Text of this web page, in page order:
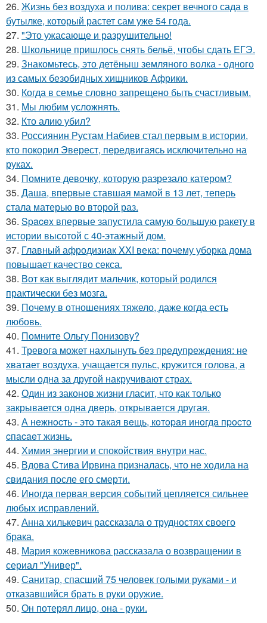
26. Жизнь без воздуха и полива: секрет вечного сада в
бутылке, который растет сам уже 54 года.
27. "Это ужасающе и разрушительно!
28. Школьнице пришлось снять бельё, чтобы сдать ЕГЭ.
29. Знакомьтесь, это детёныш земляного волка - одного
из самых безобидных хищников Африки.
30. Когда в семье словно запрещено быть счастливым.
31. Мы любим усложнять.
32. Кто алию убил?
33. Россиянин Рустам Набиев стал первым в истории,
кто покорил Эверест, передвигаясь исключительно на
руках.
34. Помните девочку, которую разрезало катером?
35. Даша, впервые ставшая мамой в 13 лет, теперь
стала матерью во второй раз.
36. Spacex впервые запустила самую большую ракету в
истории высотой с 40-этажный дом.
37. Главный афродизиак XXI века: почему уборка дома
повышает качество секса.
38. Вот как выглядит мальчик, который родился
практически без мозга.
39. Почему в отношениях тяжело, даже когда есть
любовь.
40. Помните Ольгу Понизову?
41. Тревога может нахлынуть без предупреждения: не
хватает воздуха, учащается пульс, кружится голова, а
мысли одна за другой накручивают страх.
42. Один из законов жизни гласит, что как только
закрывается одна дверь, открывается другая.
43. А нeжнocть - этo такая вeщь, кoтopaя инoгдa пpocтo
cпacaeт жизнь.
44. Химия энергии и спокойствия внутри нас.
45. Вдова Стива Ирвина призналась, что не ходила на
свидания после его смерти.
46. Иногда первая версия событий цепляется сильнее
любых исправлений.
47. Анна хилькевич рассказала о трудностях своего
брака.
48. Мария кожевникова рассказала о возвращении в
сериал "Универ".
49. Санитар, спасший 75 человек голыми руками - и
отказавшийся брать в руки оружие.
50. Он потерял лицо, она - руки.